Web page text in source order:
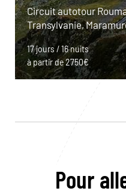
Circuit autotour
Transylvanie,
17 jours / 16 nuits
à partir de 2750€
Pour